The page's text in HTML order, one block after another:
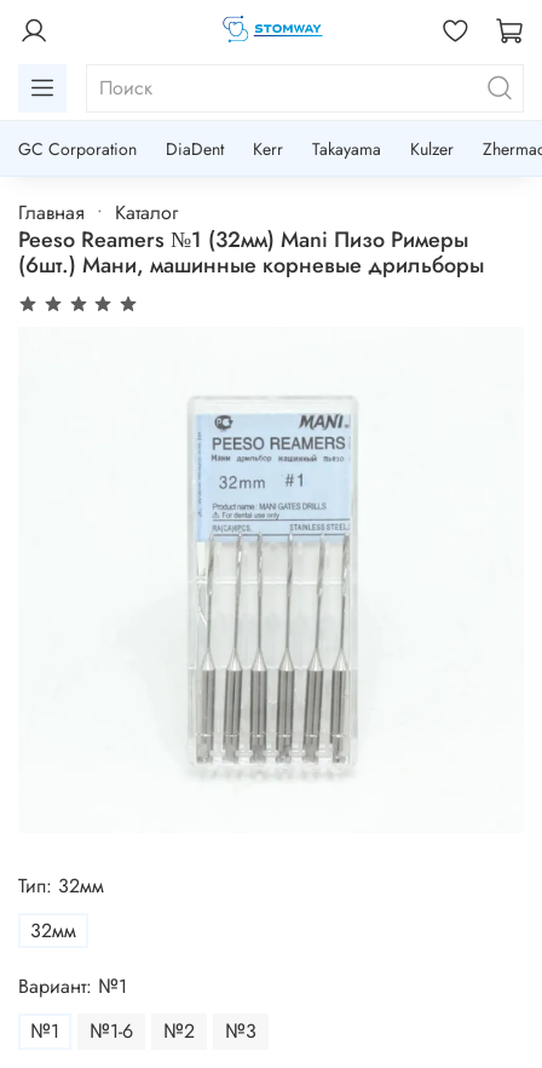
GC Corporation DiaDent Kerr Takayama Kulzer
Главная Каталог
Peeso Reamers №1 (32мм) Mani Пизо Римеры
(6шт.) Мани, машинные корневые дрильборы
Тип: 32мм
32мм
Вариант: №1
№1
№1-6 №2 №3